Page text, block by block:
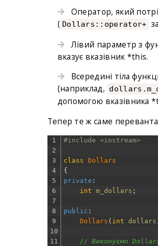
Оператор, який
( Dollars::operator+
Лівий параметр з
вказує вказівник *this.
Всередині тіла
(наприклад,
допомогою вказівника
Тепер те ж саме
1
2
3
4
5
6
7
8
9
10
11
#include <iostream>
class Dollars
{
private :
int m_dollars ;
public :
Dollars ( int dollars
// Виконуємо